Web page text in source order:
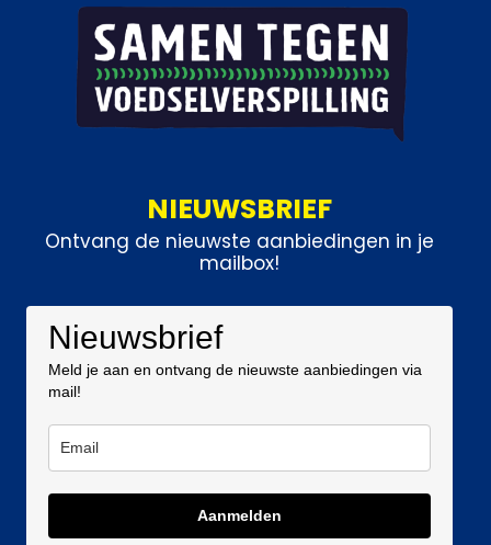
NIEUWSBRIEF
Ontvang de nieuwste aanbiedingen in je
mailbox!
Nieuwsbrief
Meld je aan en ontvang de nieuwste aanbiedingen via
mail!
Aanmelden